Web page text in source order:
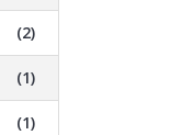
(2)
(1)
(1)